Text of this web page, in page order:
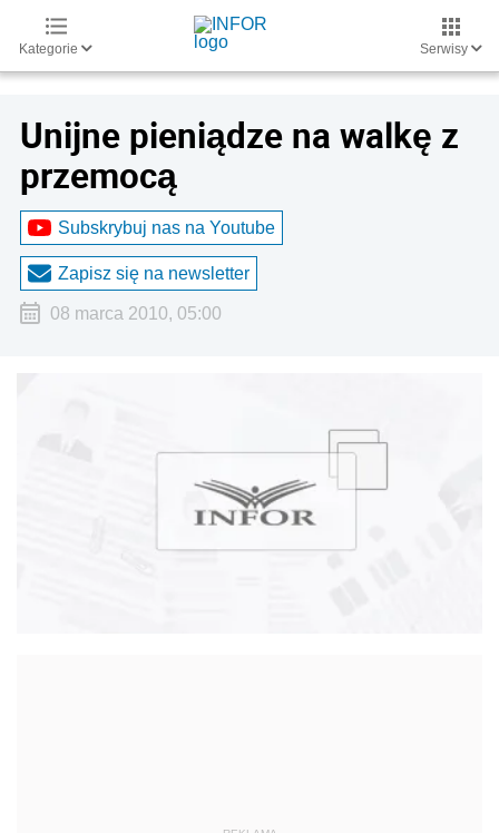
Kategorie Serwisy
Unijne pieniądze na walkę z
przemocą
Subskrybuj nas na Youtube
Zapisz się na newsletter
08 marca 2010, 05:00